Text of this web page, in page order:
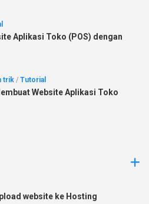
Aplikasi Toko (POS) dengan
trik / Tutorial
Website Aplikasi Toko
website ke Hosting